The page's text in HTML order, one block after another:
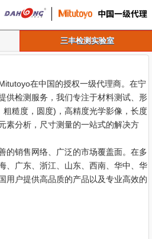
三丰检测实验室
在中国的授权一级代理商。在宁
供检测服务，我们专注于材料测试、形
糙度，圆度)，高精度光学影像，长度
素分析，尺寸测量的一站式的解决方
的销售网络、广泛的市场覆盖面。在多
、广东、浙江、山东、西南、华中、华
用户提供高品质的产品以及专业高效的